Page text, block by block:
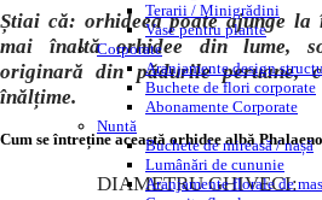
Terarii / Minigrădini
Vase pentru plante
Corporate
Aranjamente design
Buchete de flori corporate
Abonamente Corporate
Nuntă
Buchete de mireasă / nașă
Lumânări de cununie
Aranjamente florale de
Știai că: orhideea poate ajunge la
mai înaltă orhidee din lume,
originară din pădurile peruane,
înălțime.
Cum se întreține această orhidee albă
DIAMETRU GHIVECI: